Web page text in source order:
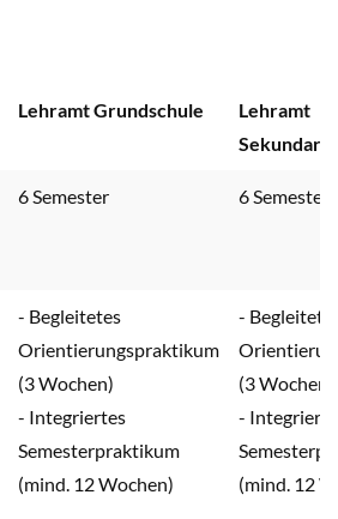
Lehramt Grundschule
Lehramt
6 Semester 6 Semester
- Begleitetes
Orientierungspraktikum
(3 Wochen)
- Integriertes
Semesterpraktikum
(mind. 12 Wochen)
-
(3 Wochen)
-
(mind. 12